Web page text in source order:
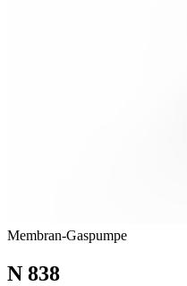
Membran-Gaspumpe
N 838